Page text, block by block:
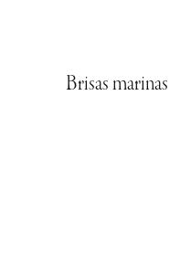
Brisas marinas